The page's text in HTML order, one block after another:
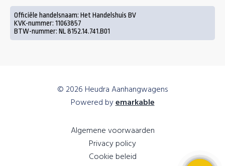
Officiële handelsnaam: Het Handelshuis BV
KVK-nummer: 11063857
BTW-nummer: NL 8152.14.741.B01
© 2026 Heudra Aanhangwagens
Powered byemarkable
Algemene voorwaarden
Privacy policy
Cookie beleid